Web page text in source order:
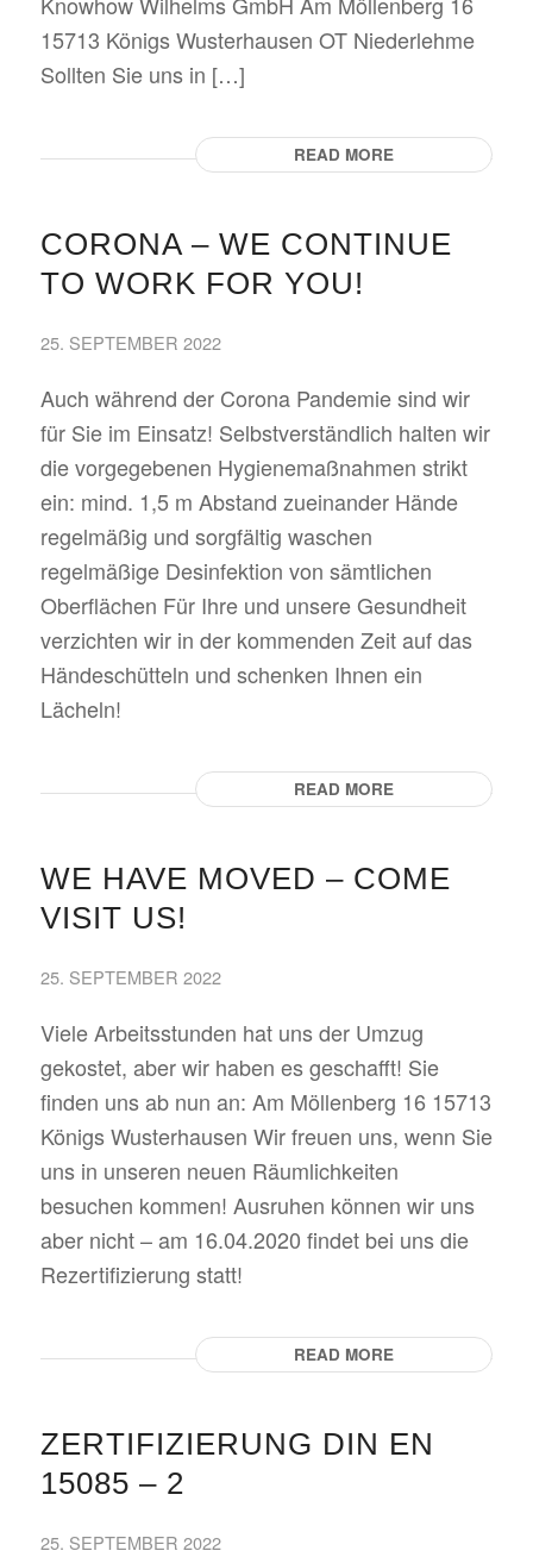
15713 Königs Wusterhausen OT Niederlehme
Sollten Sie uns in […]
READ MORE
CORONA – WE CONTINUE
TO WORK FOR YOU!
25. SEPTEMBER 2022
Auch während der Corona Pandemie sind wir
für Sie im Einsatz! Selbstverständlich halten wir
die vorgegebenen Hygienemaßnahmen strikt
ein: mind. 1,5 m Abstand zueinander Hände
regelmäßig und sorgfältig waschen
regelmäßige Desinfektion von sämtlichen
Oberflächen Für Ihre und unsere Gesundheit
verzichten wir in der kommenden Zeit auf das
Händeschütteln und schenken Ihnen ein
Lächeln!
READ MORE
WE HAVE MOVED – COME
VISIT US!
25. SEPTEMBER 2022
Viele Arbeitsstunden hat uns der Umzug
gekostet, aber wir haben es geschafft! Sie
finden uns ab nun an: Am Möllenberg 16 15713
Königs Wusterhausen Wir freuen uns, wenn Sie
uns in unseren neuen Räumlichkeiten
besuchen kommen! Ausruhen können wir uns
aber nicht – am 16.04.2020 findet bei uns die
Rezertifizierung statt!
READ MORE
ZERTIFIZIERUNG DIN EN
15085 – 2
25. SEPTEMBER 2022